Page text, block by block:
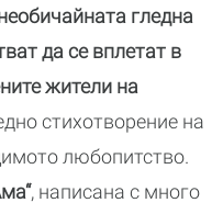
гледна
да се вплетат в
жители на
стихотворение на
любопитство.
, написана с много